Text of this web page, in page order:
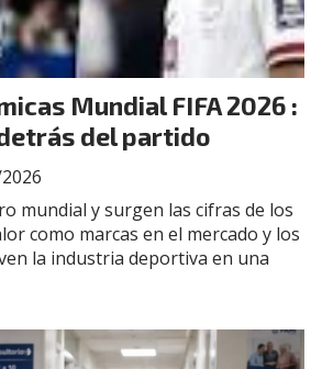
Mundial FIFA 2026 :
del partido
mundial y surgen las cifras de los
como marcas en el mercado y los
la industria deportiva en una